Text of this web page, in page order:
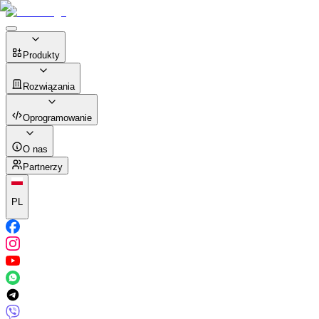
Produkty
Rozwiązania
Oprogramowanie
O nas
Partnerzy
PL